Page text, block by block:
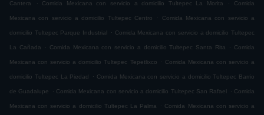
Cantera . Comida Mexicana con servicio a domicilio Tultepec La Morita . Comida
Mexicana con servicio a domicilio Tultepec Centro . Comida Mexicana con servicio a
domicilio Tultepec Parque Industrial . Comida Mexicana con servicio a domicilio Tultepec
La Cañada . Comida Mexicana con servicio a domicilio Tultepec Santa Rita . Comida
Mexicana con servicio a domicilio Tultepec Tepetlixco . Comida Mexicana con servicio a
domicilio Tultepec La Piedad . Comida Mexicana con servicio a domicilio Tultepec Barrio
de Guadalupe . Comida Mexicana con servicio a domicilio Tultepec San Rafael . Comida
Mexicana con servicio a domicilio Tultepec La Palma . Comida Mexicana con servicio a